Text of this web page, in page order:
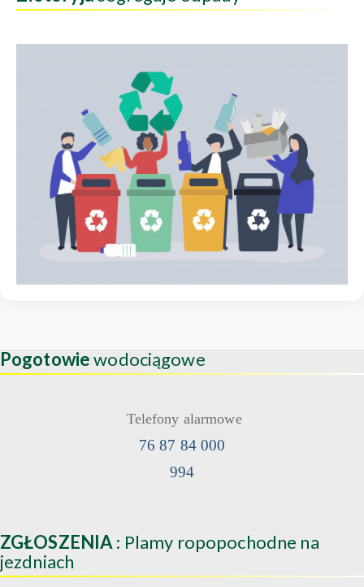
Pogotowiewodociągowe
Telefony alarmowe
76 87 84 000
994
ZGŁOSZENIA : Plamy ropopochodne na
jezdniach